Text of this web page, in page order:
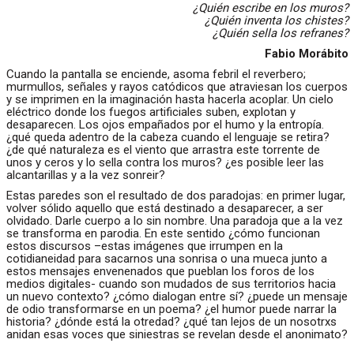
¿Quién escribe en los muros?
¿Quién inventa los chistes?
¿Quién sella los refranes?
Fabio Morábito
Cuando la pantalla se enciende, asoma febril el reverbero;
murmullos, señales y rayos catódicos que atraviesan los cuerpos
y se imprimen en la imaginación hasta hacerla acoplar. Un cielo
eléctrico donde los fuegos artificiales suben, explotan y
desaparecen. Los ojos empañados por el humo y la entropía.
¿qué queda adentro de la cabeza cuando el lenguaje se retira?
¿de qué naturaleza es el viento que arrastra este torrente de
unos y ceros y lo sella contra los muros? ¿es posible leer las
alcantarillas y a la vez sonreir?
Estas paredes son el resultado de dos paradojas: en primer lugar,
volver sólido aquello que está destinado a desaparecer, a ser
olvidado. Darle cuerpo a lo sin nombre. Una paradoja que a la vez
se transforma en parodia. En este sentido ¿cómo funcionan
estos discursos –estas imágenes que irrumpen en la
cotidianeidad para sacarnos una sonrisa o una mueca junto a
estos mensajes envenenados que pueblan los foros de los
medios digitales- cuando son mudados de sus territorios hacia
un nuevo contexto? ¿cómo dialogan entre sí? ¿puede un mensaje
de odio transformarse en un poema? ¿el humor puede narrar la
historia? ¿dónde está la otredad? ¿qué tan lejos de un nosotrxs
anidan esas voces que siniestras se revelan desde el anonimato?